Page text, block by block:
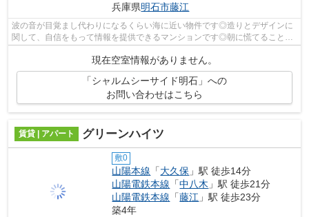
兵庫県明石市藤江
波の音が目覚まし代わりになるくらい海に近い物件です◎造りとデザインに
関して、自信をもって情報を提供できるマンションです◎朝に慌てることな
く行動するために駅から徒歩7分の駅近物...
現在空室情報がありません。
「シャルムシーサイド明石」への
お問い合わせはこちら
賃貸 | アパート グリーンハイツ
敷0
山陽本線 「大久保 」駅 徒歩14分
山陽電鉄本線 「中八木 」駅 徒歩21分
山陽電鉄本線 「藤江 」駅 徒歩23分
築4年